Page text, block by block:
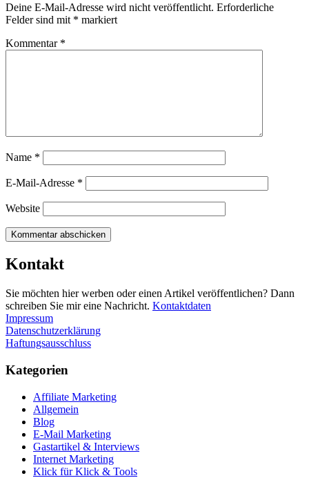
Deine E-Mail-Adresse wird nicht veröffentlicht. Erforderliche
Felder sind mit * markiert
Kommentar *
Name *
E-Mail-Adresse *
Website
Kontakt
Sie möchten hier werben oder einen Artikel veröffentlichen? Dann
schreiben Sie mir eine Nachricht. Kontaktdaten
Impressum
Datenschutzerklärung
Haftungsausschluss
Kategorien
Affiliate Marketing
Allgemein
Blog
E-Mail Marketing
Gastartikel & Interviews
Internet Marketing
Klick für Klick & Tools